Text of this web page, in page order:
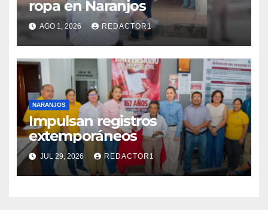
ropa en Naranjos
AGO 1, 2026 REDACTOR1
NARANJOS
Impulsan registros
extemporáneos
JUL 29, 2026 REDACTOR1